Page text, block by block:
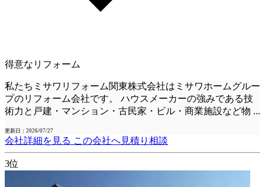
得意なリフォーム
私たちミサワリフォーム関東株式会社はミサワホームグルー
プのリフォーム会社です。 ハウスメーカーの強みである技
術力と戸建・マンション・古民家・ビル・商業施設など物 ...
更新日：2026/07/27
会社詳細を見る この会社へ見積り相談
3位